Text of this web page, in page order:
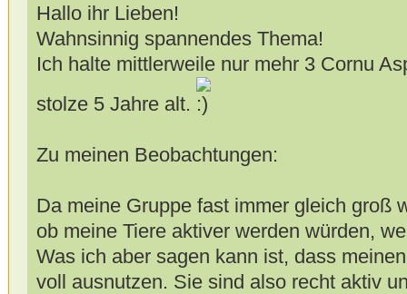
Hallo ihr Lieben!
Wahnsinnig spannendes Thema!
Ich halte mittlerweile nur mehr 3 Cornu
stolze 5 Jahre alt.
Zu meinen Beobachtungen:
Da meine Gruppe fast immer gleich groß
ob meine Tiere aktiver werden würden,
Was ich aber sagen kann ist, dass
voll ausnutzen. Sie sind also recht aktiv